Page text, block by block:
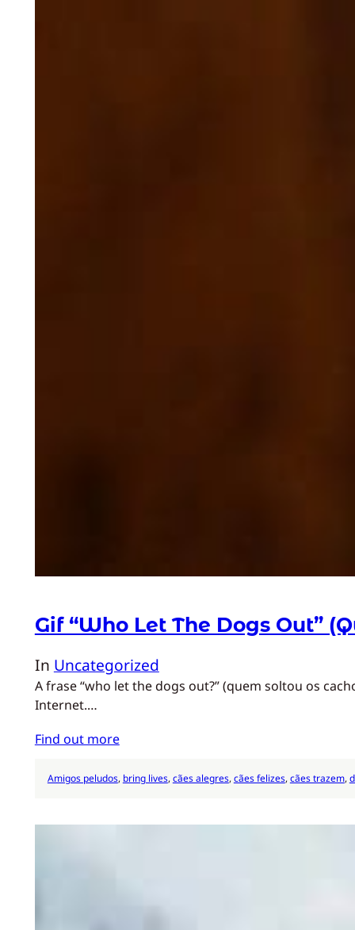
Gif “Who Let The Dogs Out”
In Uncategorized
A frase “who let the dogs out?” (quem soltou os
Internet.…
Find out more
Amigos peludos, bring lives, cães alegres, cães felizes, cães trazem,